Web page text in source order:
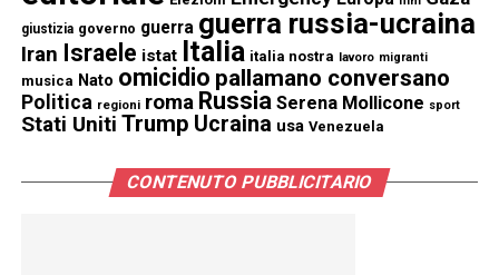
giustizia governo guerra guerra russia-ucraina
Iran Israele istat Italia italia nostra lavoro migranti
musica Nato omicidio pallamano conversano
Politica regioni roma Russia Serena Mollicone sport
Stati Uniti Trump Ucraina usa Venezuela
CONTENUTO PUBBLICITARIO